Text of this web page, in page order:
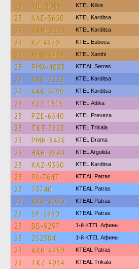
23 KIE-5055 KTEL Kilkis
23 KAE-3650 ΚΤΕL Karditsa
23 KAM-2623 ΚΤΕL Karditsa
23 KZ-4879 ΚΤΕL Euboea
23 AHB-8464 KTEL Xanthi
23 PMX-4083 KTEAL Serres
23 KAH-2728 ΚΤΕL Karditsa
23 KAK-3799 ΚΤΕL Karditsa
23 YZZ-1516 KΤΕL Αttika
23 PZE-6540 KTEL Preveza
23 TKT-7623 ΚΤΕL Τrikala
23 PMH-8426 KTEL Drama
23 HAH-9240 KTEL Argolida
23 KAZ-9350 ΚΤΕL Karditsa
23 PA-7647 KTEAL Patras
23 73740 KTEAL Patras
23 AXB-4930 KTEAL Patras
23 EP-2860 KTEAL Patras
23 BB-9297 1-й KTEL Афины
23 252384 1-й KTEL Афины
23 AXH-4259 KTEAL Patras
23 TKZ-4934 KTEAL Trikala